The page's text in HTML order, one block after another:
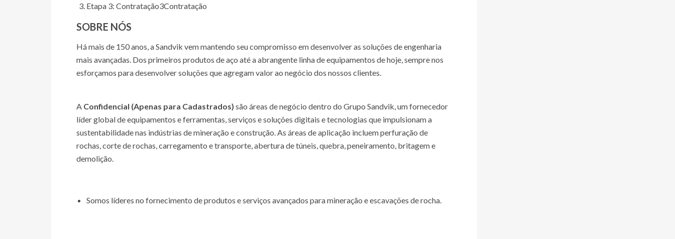
Etapa 3: Contratação3Contratação
SOBRE NÓS
Há mais de 150 anos, a Sandvik vem mantendo seu compromisso em desenvolver as soluções de engenharia
mais avançadas. Dos primeiros produtos de aço até a abrangente linha de equipamentos de hoje, sempre nos
esforçamos para desenvolver soluções que agregam valor ao negócio dos nossos clientes.
A Confidencial (Apenas para Cadastrados) são áreas de negócio dentro do Grupo Sandvik, um fornecedor
líder global de equipamentos e ferramentas, serviços e soluções digitais e tecnologias que impulsionam a
sustentabilidade nas indústrias de mineração e construção. As áreas de aplicação incluem perfuração de
rochas, corte de rochas, carregamento e transporte, abertura de túneis, quebra, peneiramento, britagem e
demolição.
Somos líderes no fornecimento de produtos e serviços avançados para mineração e escavações de rocha.